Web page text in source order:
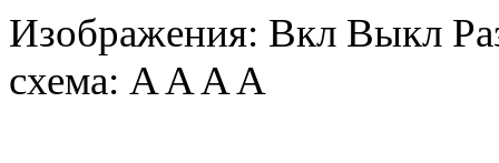
Изображения: Вкл Выкл
схема: AAAA